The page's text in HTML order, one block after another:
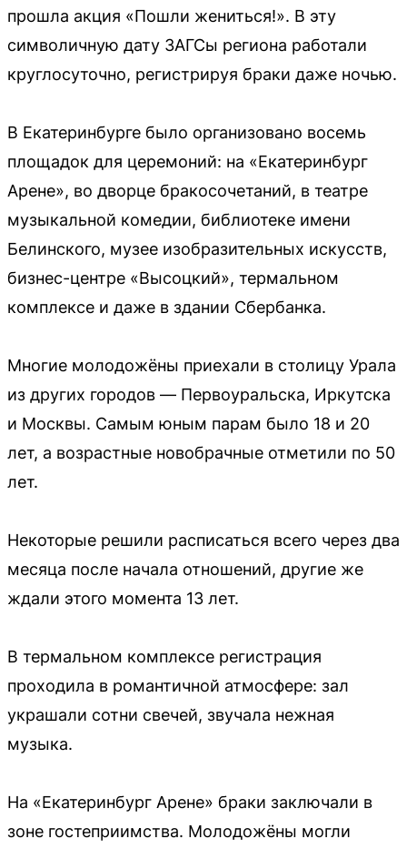
прошла акция «Пошли жениться!». В эту
символичную дату ЗАГСы региона работали
круглосуточно, регистрируя браки даже ночью.
В Екатеринбурге было организовано восемь
площадок для церемоний: на «Екатеринбург
Арене», во дворце бракосочетаний, в театре
музыкальной комедии, библиотеке имени
Белинского, музее изобразительных искусств,
бизнес-центре «Высоцкий», термальном
комплексе и даже в здании Сбербанка.
Многие молодожёны приехали в столицу Урала
из других городов — Первоуральска, Иркутска
и Москвы. Самым юным парам было 18 и 20
лет, а возрастные новобрачные отметили по 50
лет.
Некоторые решили расписаться всего через два
месяца после начала отношений, другие же
ждали этого момента 13 лет.
В термальном комплексе регистрация
проходила в романтичной атмосфере: зал
украшали сотни свечей, звучала нежная
музыка.
На «Екатеринбург Арене» браки заключали в
зоне гостеприимства. Молодожёны могли